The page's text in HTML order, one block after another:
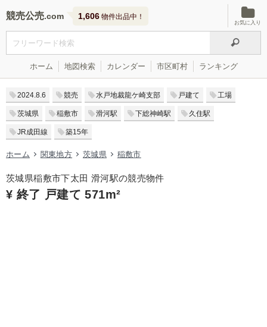
競売公売 1,606 物件出品中！
お気に入り
ホーム 地図検索 カレンダー 市区町村 ランキング
2024.8.6 競売 水戸地裁龍ケ崎支部 戸建て 工場
茨城県 稲敷市 滑河駅 下総神崎駅 久住駅
JR成田線 築15年
ホーム 関東地方 茨城県 稲敷市
茨城県稲敷市下太田 滑河駅の競売物件
¥ 終了 戸建て 571m²